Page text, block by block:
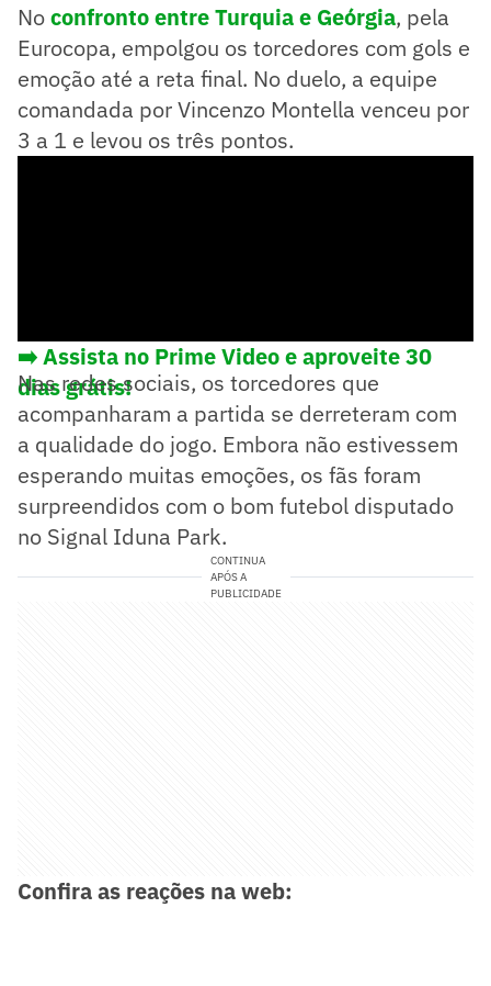
Noconfronto entre Turquia e Geórgia, pela
Eurocopa, empolgou os torcedores com gols e
emoção até a reta final. No duelo, a equipe
comandada por Vincenzo Montella venceu por
3 a 1 e levou os três pontos.
➡️ Assista no Prime Video e aproveite 30
dias grátis!
Nas redes sociais, os torcedores que
acompanharam a partida se derreteram com
a qualidade do jogo. Embora não estivessem
esperando muitas emoções, os fãs foram
surpreendidos com o bom futebol disputado
no Signal Iduna Park.
CONTINUA
APÓS A
PUBLICIDADE
Confira as reações na web: